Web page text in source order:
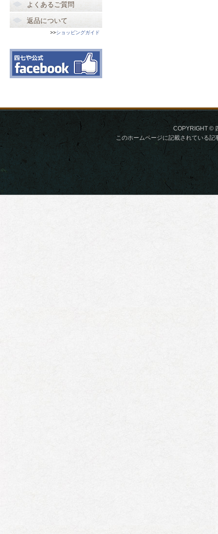
よくあるご質問
返品について
>>ショッピングガイド
COPYRIGHT ©
このホームページに記載されている